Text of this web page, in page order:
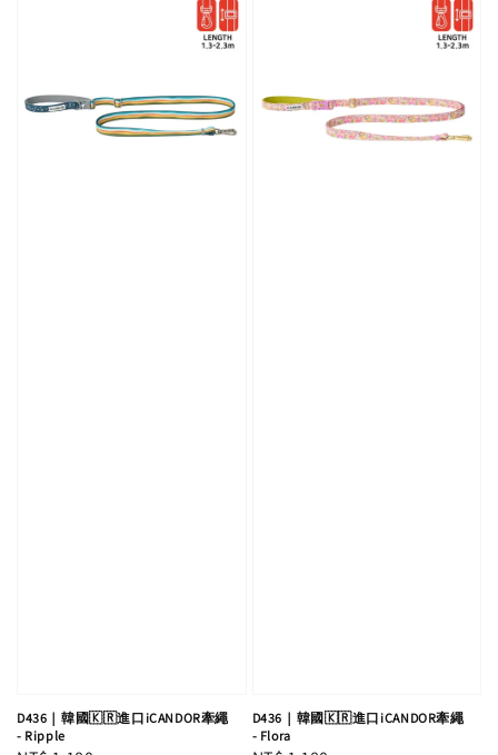
D436｜韓國🇰🇷進口iCANDOR牽繩
- Ripple
D436｜韓國🇰🇷進口iCANDOR牽繩
- Flora